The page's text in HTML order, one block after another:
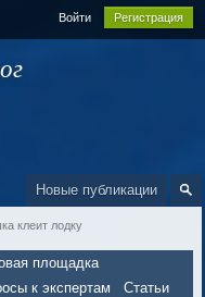
Войти Регистрация
Новые публикации
клеит лодку
площадка
к экспертам
Статьи